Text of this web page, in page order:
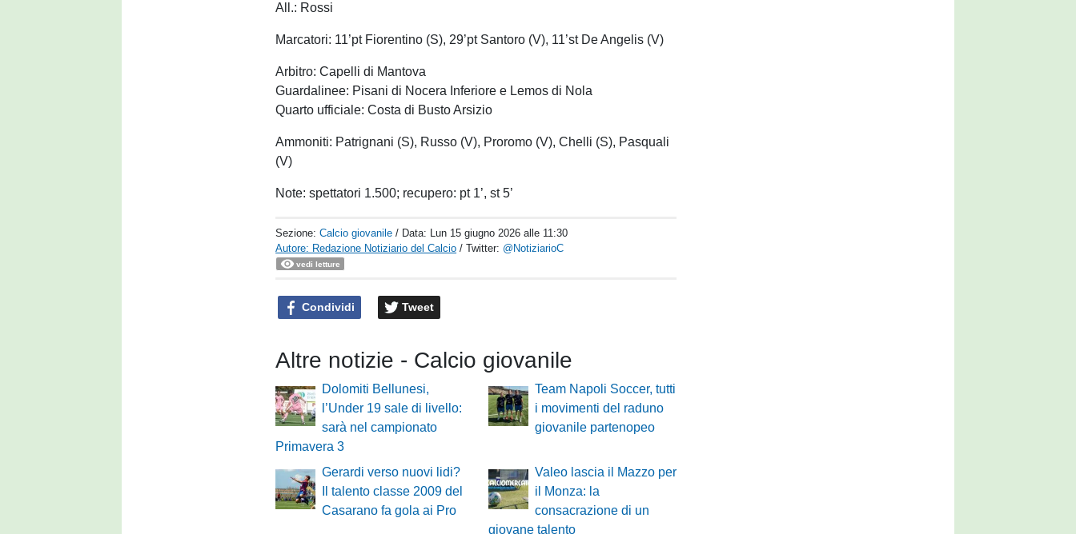
All.: Rossi
Marcatori: 11’pt Fiorentino (S), 29’pt Santoro (V), 11’st De Angelis (V)
Arbitro: Capelli di Mantova
Guardalinee: Pisani di Nocera Inferiore e Lemos di Nola
Quarto ufficiale: Costa di Busto Arsizio
Ammoniti: Patrignani (S), Russo (V), Proromo (V), Chelli (S), Pasquali
(V)
Note: spettatori 1.500; recupero: pt 1’, st 5’
Sezione:Calcio giovanile / Data: Lun 15 giugno 2026 alle 11:30
Autore: Redazione Notiziario del Calcio / Twitter: @NotiziarioC
vedi letture
Condividi Tweet
Altre notizie - Calcio giovanile
Dolomiti Bellunesi,
l’Under 19 sale di livello:
sarà nel campionato
Primavera 3
Team Napoli Soccer, tutti
i movimenti del raduno
giovanile partenopeo
Gerardi verso nuovi lidi?
Il talento classe 2009 del
Casarano fa gola ai Pro
Valeo lascia il Mazzo per
il Monza: la
consacrazione di un
giovane talento